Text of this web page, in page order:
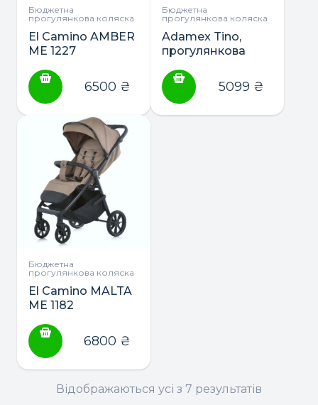
Бюджетна
прогулянкова коляска
El Camino AMBER
ME 1227
коляска
6500 ₴
Бюджетна
прогулянкова коляска
Adamex Tino,
прогулянкова
5099 ₴
Бюджетна
прогулянкова коляска
El Camino MALTA
ME 1182
коляска
6800 ₴
Відображаються усі з 7 результатів